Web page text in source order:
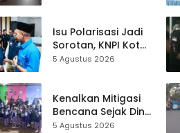
Kewilayahan
Dikebut
Isu Polarisasi Jadi
Sorotan, KNPI Kota
Sukabumi Ajak
5 Agustus 2026
Kenalkan Mitigasi
Bencana Sejak Dini,
Anak-anak KB
5 Agustus 2026